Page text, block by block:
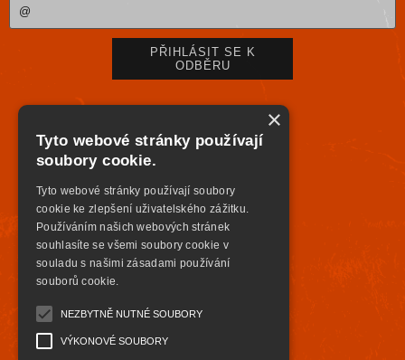
×
Tyto webové stránky používají
soubory cookie.
Tyto webové stránky používají soubory
cookie ke zlepšení uživatelského zážitku.
Používáním našich webových stránek
souhlasíte se všemi soubory cookie v
souladu s našimi zásadami používání
souborů cookie.
NEZBYTNĚ NUTNÉ SOUBORY
VÝKONOVÉ SOUBORY